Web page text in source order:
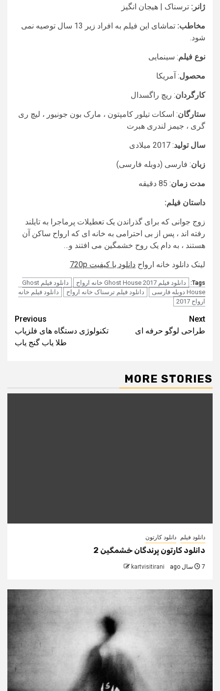
ژانر: ترسناک | هیجان انگیز
مخاطب:
تماشای این فیلم به افراد زیر 13 سال توصیه نمی
شود.
نوع فیلم: سینمایی
محصول: آمریکا
کارگردان: ریچ راگسدال
ستارگان: اسکات تیلور کامپتون ، مارک بون جونیور ، لیچ ری
گری ، جیمز لندری هبرت
سال تولید: 2017 میلادی
زبان: فارسی (دوبله فارسی)
مدت زمان: 85 دقیقه
داستان فیلم:
زوج جوانی که برای گذراندن یک تعطیلات پرماجرا به تایلند
رفته اند ، پس از بی احترامی به خانه ای که ارواح ساکن آن
هستند ، به دام یک روح خشمگین می افتند و…
لینک دانلود خانه ارواح دانلود با کیفیت 720p
Tags: دانلود فیلم Ghost House 2017 خانه ارواح
دانلود فیلم Ghost
House دوبله فارسی
دانلود فیلم ترسناک خانه ارواح
دانلود فیلم خانه
ارواح 2017
Post
navigation
Previous
تکنولوژی دستگاه‌ های فلزیاب
طلا یاب گنج‌ یاب
Next
طراحی لوگو حرفه ای
MORE STORIES
دانلود فیلم دانلود کارتون
دانلود کارتون پرندگان خشمگین 2
7 سال ago kartvisitirani